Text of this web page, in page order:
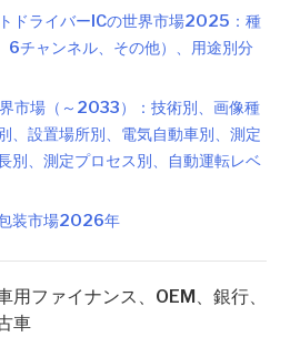
ドライバーICの世界市場2025：種
6チャンネル、その他）、用途別分
市場（～2033）：技術別、画像種
、設置場所別、電気自動車別、測定
別、測定プロセス別、自動運転レベ
装市場2026年
用ファイナンス、OEM、銀行、
車